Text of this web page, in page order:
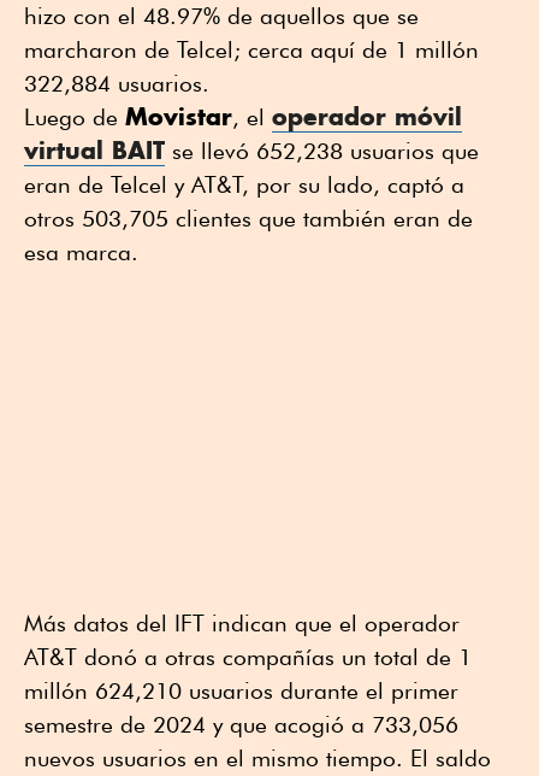
hizo con el 48.97% de aquellos que se
marcharon de Telcel; cerca aquí de 1 millón
322,884 usuarios.
Luego de Movistar, el operador móvil
virtual BAIT se llevó 652,238 usuarios que
eran de Telcel y AT&T, por su lado, captó a
otros 503,705 clientes que también eran de
esa marca.
Más datos del IFT indican que el operador
AT&T donó a otras compañías un total de 1
millón 624,210 usuarios durante el primer
semestre de 2024 y que acogió a 733,056
nuevos usuarios en el mismo tiempo. El saldo